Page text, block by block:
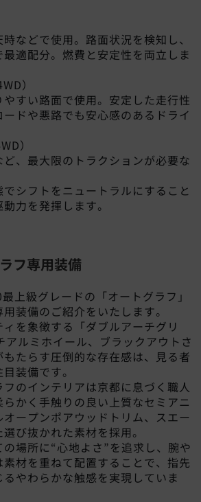
などで使用。路面状況を検知し、
適配分。燃費と安定性を両立しま
）
すい路面で使用。安定した走行性
ドや悪路でも安心感のあるドライ
）
、最大限のトラクションが必要な
シフトをニュートラルにすること
力を発揮します。
フ専用装備
上級グレードの「オートグラフ」
装備のご紹介をいたします。
を象徴する「ダブルアーチグリ
アルミホイール、ブラックアウトさ
たらす圧倒的な存在感は、見る者
装備です。
のインテリアは京都に息づく職人
かく手触りの良い上質なセミアニ
ープンポアウッドトリム、スエー
び抜かれた素材を採用。
場所に“心地よさ”を追求し、腕や
材を重ねて配置することで、指先
やわらかな触感を実現していま